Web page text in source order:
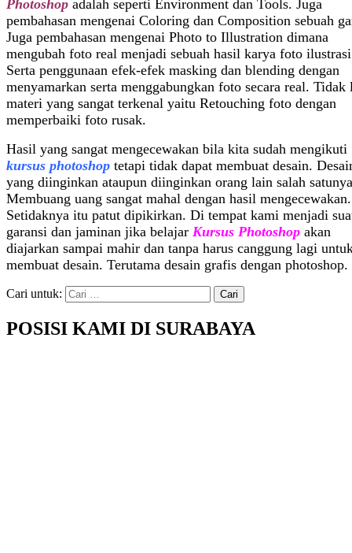
Photoshop adalah seperti Environment dan Tools. Juga
pembahasan mengenai Coloring dan Composition sebuah
Juga pembahasan mengenai Photo to Illustration dimana
mengubah foto real menjadi sebuah hasil karya foto
Serta penggunaan efek-efek masking dan blending dengan
menyamarkan serta menggabungkan foto secara real. Tidak
materi yang sangat terkenal yaitu Retouching foto dengan
memperbaiki foto rusak.
Hasil yang sangat mengecewakan bila kita sudah mengikuti
kursus photoshop tetapi tidak dapat membuat desain.
yang diinginkan ataupun diinginkan orang lain salah
Membuang uang sangat mahal dengan hasil mengecewakan.
Setidaknya itu patut dipikirkan. Di tempat kami menjadi
garansi dan jaminan jika belajar Kursus Photoshop akan
diajarkan sampai mahir dan tanpa harus canggung lagi
membuat desain. Terutama desain grafis dengan photoshop.
Cari untuk:
POSISI KAMI DI SURABAYA